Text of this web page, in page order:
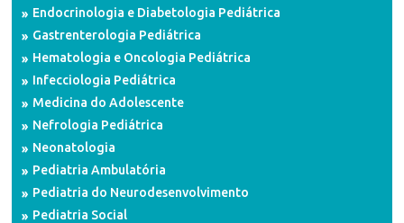
Endocrinologia e Diabetologia Pediátrica
Gastrenterologia Pediátrica
Hematologia e Oncologia Pediátrica
Infecciologia Pediátrica
Medicina do Adolescente
Nefrologia Pediátrica
Neonatologia
Pediatria Ambulatória
Pediatria do Neurodesenvolvimento
Pediatria Social